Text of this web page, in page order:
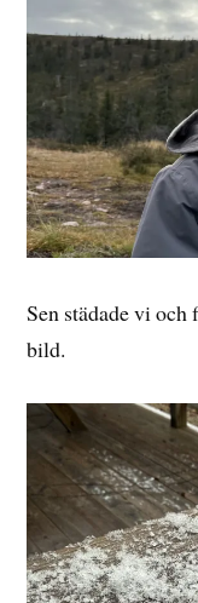
Sen städade vi och
bild.